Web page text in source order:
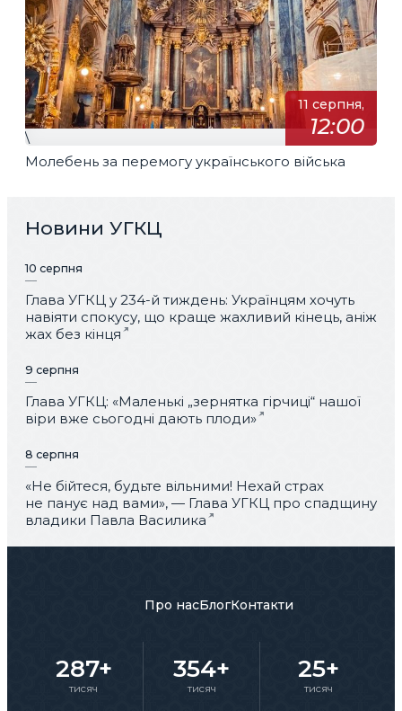
11 серпня,
12:00
\
Молебень за перемогу українського війська
Новини УГКЦ
10 серпня
Глава УГКЦ у 234-й тиждень: Українцям хочуть
навіяти спокусу, що краще жахливий кінець, аніж
жах без кінця
9 серпня
Глава УГКЦ: «Маленькі „зернятка гірчиці“ нашої
віри вже сьогодні дають плоди»
8 серпня
«Не бійтеся, будьте вільними! Нехай страх
не панує над вами», — Глава УГКЦ про спадщину
владики Павла Василика
Про насБлогКонтакти
287+
тисяч
354+
тисяч
25+
тисяч